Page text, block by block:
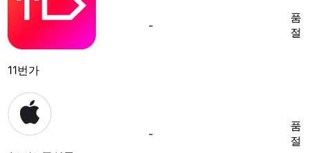
11번가
-
품
절
-
품
절